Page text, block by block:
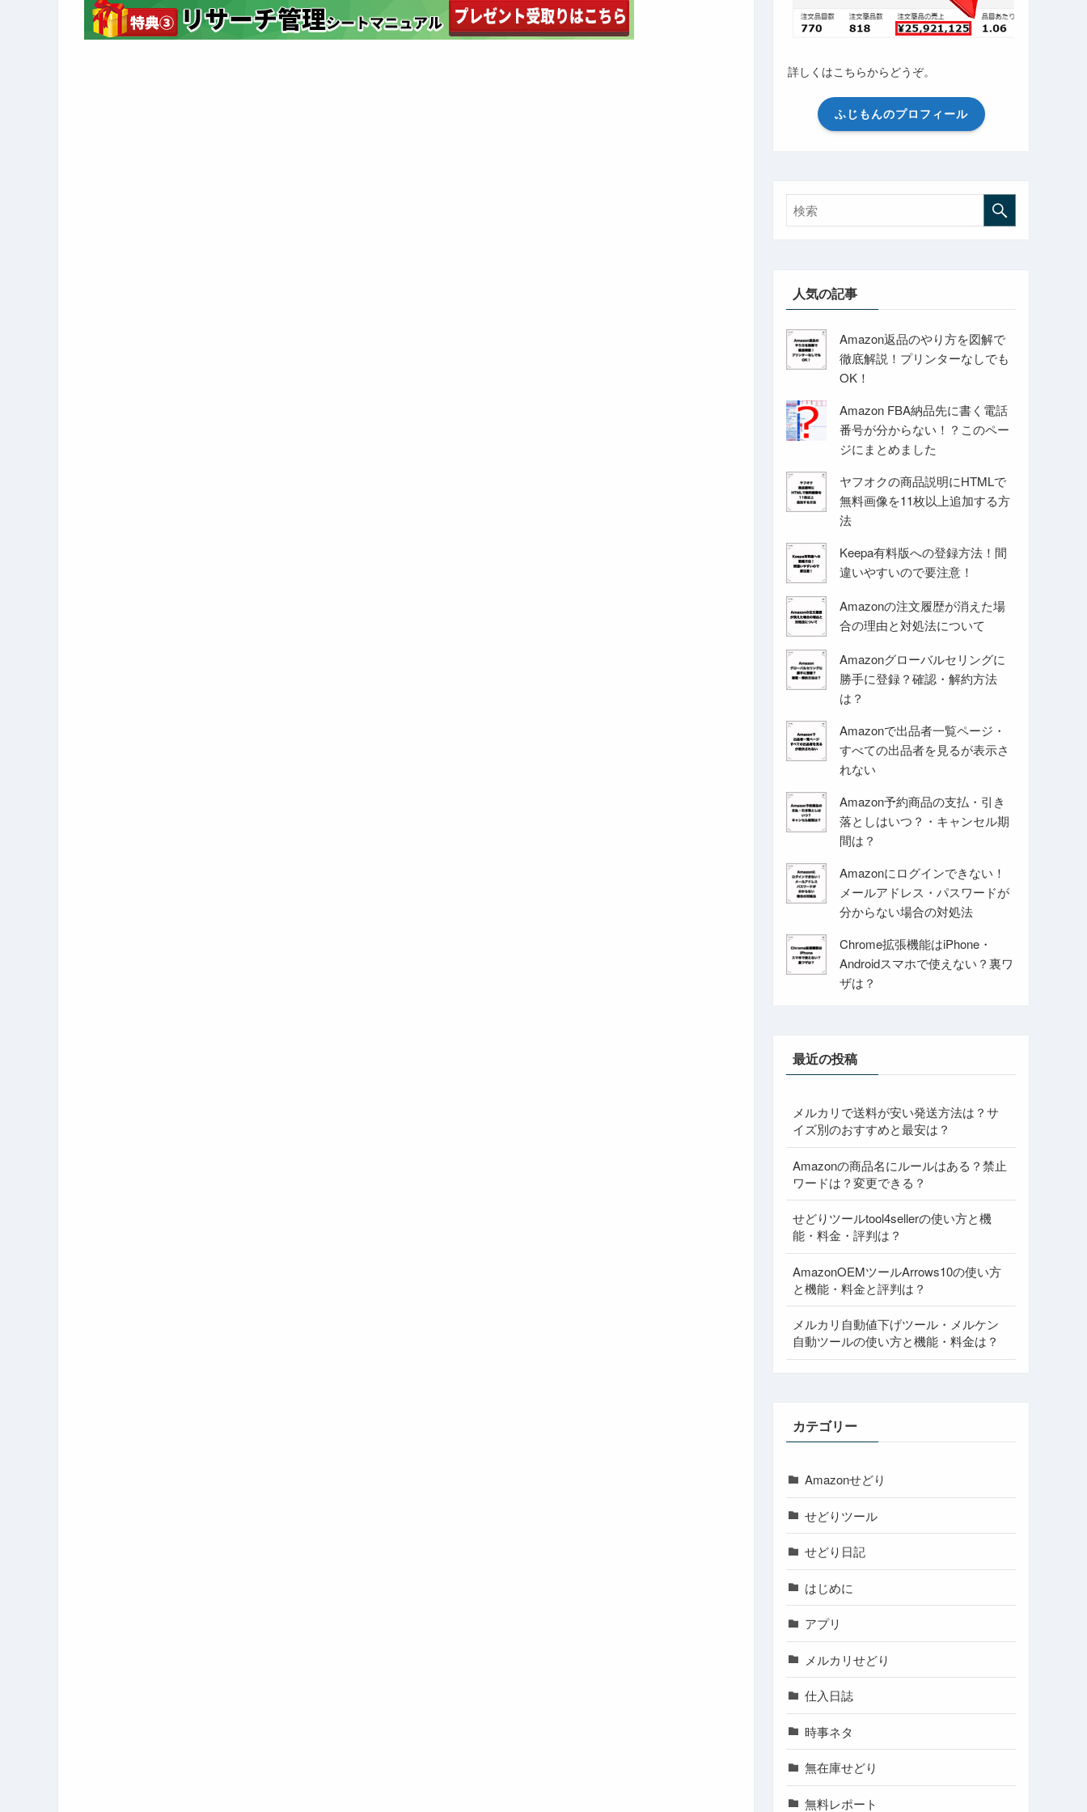
詳しくはこちらからどうぞ。
ふじもんのプロフィール
人気の記事
Amazon返品のやり方を図解で
徹底解説！プリンターなしでも
OK！
Amazon FBA納品先に書く電話
番号が分からない！？このペー
ジにまとめました
ヤフオクの商品説明にHTMLで
無料画像を11枚以上追加する方
法
Keepa有料版への登録方法！間
違いやすいので要注意！
Amazonの注文履歴が消えた場
合の理由と対処法について
Amazonグローバルセリングに
勝手に登録？確認・解約方法
は？
Amazonで出品者一覧ページ・
すべての出品者を見るが表示さ
れない
Amazon予約商品の支払・引き
落としはいつ？・キャンセル期
間は？
Amazonにログインできない！
メールアドレス・パスワードが
分からない場合の対処法
Chrome拡張機能はiPhone・
Androidスマホで使えない？裏ワ
ザは？
最近の投稿
メルカリで送料が安い発送方法は？サ
イズ別のおすすめと最安は？
Amazonの商品名にルールはある？禁止
ワードは？変更できる？
せどりツールtool4sellerの使い方と機
能・料金・評判は？
AmazonOEMツールArrows10の使い方
と機能・料金と評判は？
メルカリ自動値下げツール・メルケン
自動ツールの使い方と機能・料金は？
カテゴリー
Amazonせどり
せどりツール
せどり日記
はじめに
アプリ
メルカリせどり
仕入日誌
時事ネタ
無在庫せどり
無料レポート